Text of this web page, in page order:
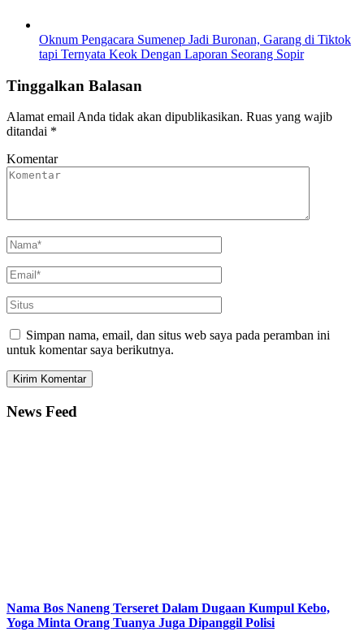
Oknum Pengacara Sumenep Jadi Buronan, Garang di Tiktok
tapi Ternyata Keok Dengan Laporan Seorang Sopir
Tinggalkan Balasan
Alamat email Anda tidak akan dipublikasikan. Ruas yang wajib
ditandai *
Komentar
Simpan nama, email, dan situs web saya pada peramban ini
untuk komentar saya berikutnya.
News Feed
Nama Bos Naneng Terseret Dalam Dugaan Kumpul Kebo,
Yoga Minta Orang Tuanya Juga Dipanggil Polisi